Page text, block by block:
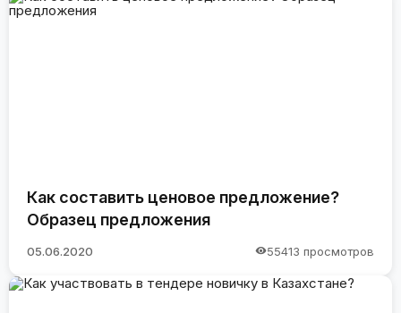
Как составить ценовое предложение?
Образец предложения
05.06.2020 55413 просмотров